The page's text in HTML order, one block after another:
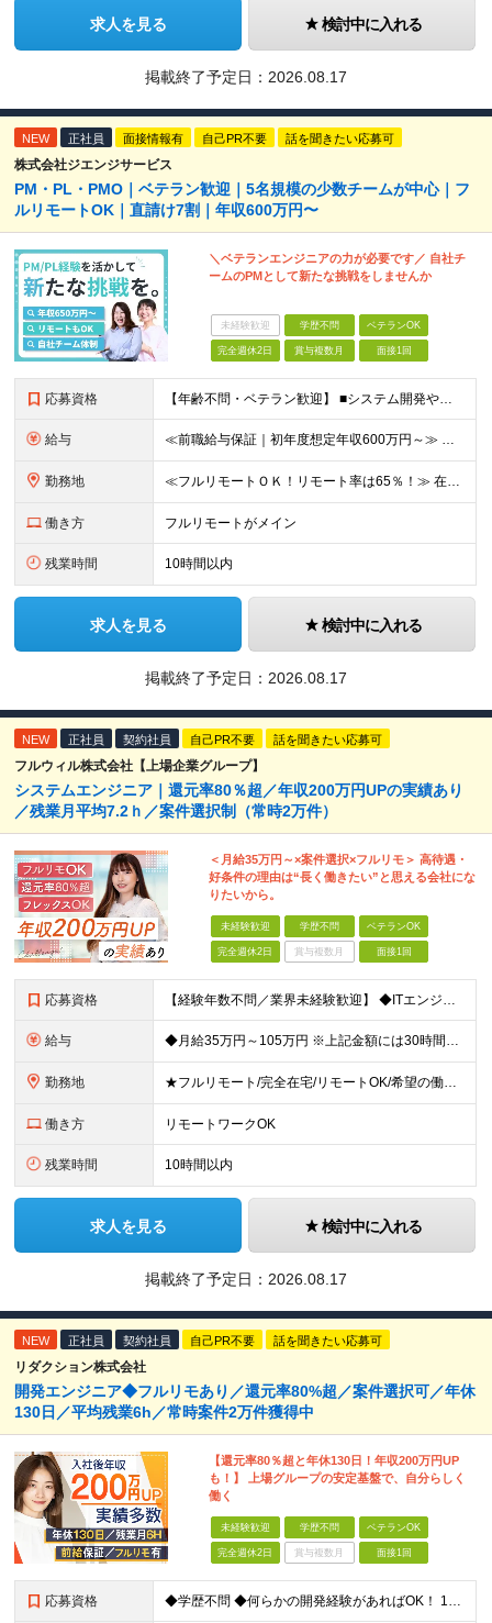
求人を見る 検討中に入れる
掲載終了予定日： 2026.08.17
NEW 正社員 面接情報有 自己PR不要 話を聞きたい応募可
株式会社ジエンジサービス
PM・PL・PMO｜ベテラン歓迎｜5名規模の少数チームが中心｜フ
ルリモートOK｜直請け7割｜年収600万円〜
＼ベテランエンジニアの力が必要です／ 自社チ
ームのPMとして新たな挑戦をしませんか
未経験歓迎 学歴不問 ベテランOK
完全週休2日 賞与複数月 面接1回
応募資格 【年齢不問・ベテラン歓迎】 ■システム開発やインフラの実務経験をお持ちの方（言語・工程・年数不問） ■学歴不問 ≪こんな方はぜひご応募ください≫ □SE経験を積んだがリーダー・PLのポジションがない
給与 ≪前職給与保証｜初年度想定年収600万円～≫ 月給45万円以上＋決算賞与＋交通費 ※スキル・経験を考慮の上、優遇します ※上記月給には固定残業代月20時間分(5万1000円以上)を含みます。超過し
勤務地 ≪フルリモートＯＫ！リモート率は65％！≫ 在宅勤務または東京・神奈川・埼玉・千葉のお客様先での勤務 ■本社 東京都港区芝2-22-15 STKビル 1F (変更の範囲)上記を除く当社関連勤務地
働き方 フルリモートがメイン
残業時間 10時間以内
求人を見る 検討中に入れる
掲載終了予定日： 2026.08.17
NEW 正社員 契約社員 自己PR不要 話を聞きたい応募可
フルウィル株式会社【上場企業グループ】
システムエンジニア｜還元率80％超／年収200万円UPの実績あり
／残業月平均7.2ｈ／案件選択制（常時2万件）
＜月給35万円～×案件選択×フルリモ＞ 高待遇・
好条件の理由は“長く働きたい”と思える会社にな
りたいから。
未経験歓迎 学歴不問 ベテランOK
完全週休2日 賞与複数月 面接1回
応募資格 【経験年数不問／業界未経験歓迎】 ◆ITエンジニアとしての実務経験がある方 （開発・インフラ・テスト・ヘルプデスクなどジャンル不問） ※学歴不問 ※ブランクがある方、独学から実務経験をお持ちの方も大
給与 ◆月給35万円～105万円 ※上記金額には30時間分・6万6000円～19.9万円の固定残業代が含まれています。 固定残業代を超える勤務が発生した場合は、追加支給いたします。 ※試用期間3ヶ月あり
勤務地 ★フルリモート/完全在宅/リモートOK/希望の働き方が叶う ◆ご自身のご希望や居住地を考慮し、決定します。 ◆転居を伴う転勤はありません。 全国各地のプロジェクト先での勤務となります。 【東京本
働き方 リモートワークOK
残業時間 10時間以内
求人を見る 検討中に入れる
掲載終了予定日： 2026.08.17
NEW 正社員 契約社員 自己PR不要 話を聞きたい応募可
リダクション株式会社
開発エンジニア◆フルリモあり／還元率80%超／案件選択可／年休
130日／平均残業6h／常時案件2万件獲得中
【還元率80％超と年休130日！年収200万円UP
も！】 上場グループの安定基盤で、自分らしく
働く
未経験歓迎 学歴不問 ベテランOK
完全週休2日 賞与複数月 面接1回
応募資格 ◆学歴不問 ◆何らかの開発経験があればOK！ 1年未満のご経験でも歓迎！ ◆経験年数・担当フェーズ・言語不問 ＼こんな方もぜひご応募ください！／ ・IT業界で何らかの実務経験をお持ちの方 ・第二新卒